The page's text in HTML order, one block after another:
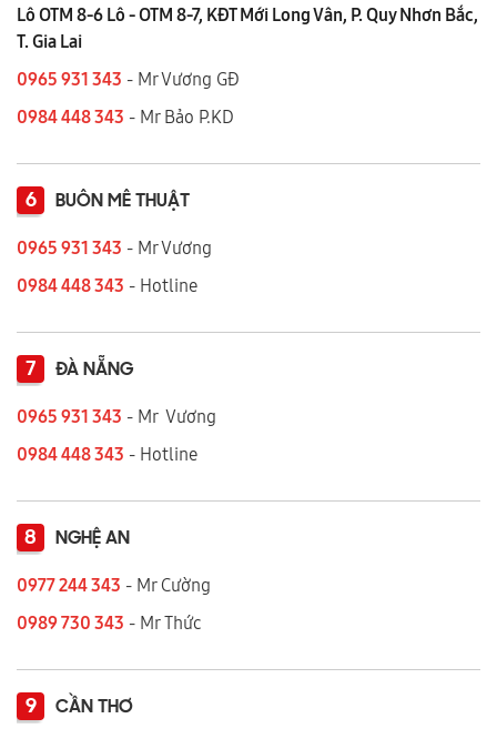
Lô OTM 8-6 Lô - OTM 8-7, KĐT Mới Long Vân, P. Quy Nhơn Bắc,
T. Gia Lai
0965 931 343 - Mr Vương GĐ
0984 448 343 - Mr Bảo P.KD
6 BUÔN MÊ THUẬT
0965 931 343 - Mr Vương
0984 448 343 - Hotline
7 ĐÀ NẴNG
0965 931 343 - Mr Vương
0984 448 343 - Hotline
8 NGHỆ AN
0977 244 343 - Mr Cường
0989 730 343 - Mr Thức
9 CẦN THƠ